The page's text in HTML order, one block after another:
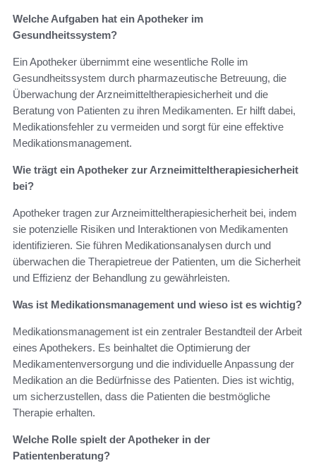
Welche Aufgaben hat ein Apotheker im
Gesundheitssystem?
Ein Apotheker übernimmt eine wesentliche Rolle im
Gesundheitssystem durch pharmazeutische Betreuung, die
Überwachung der Arzneimitteltherapiesicherheit und die
Beratung von Patienten zu ihren Medikamenten. Er hilft dabei,
Medikationsfehler zu vermeiden und sorgt für eine effektive
Medikationsmanagement.
Wie trägt ein Apotheker zur Arzneimitteltherapiesicherheit
bei?
Apotheker tragen zur Arzneimitteltherapiesicherheit bei, indem
sie potenzielle Risiken und Interaktionen von Medikamenten
identifizieren. Sie führen Medikationsanalysen durch und
überwachen die Therapietreue der Patienten, um die Sicherheit
und Effizienz der Behandlung zu gewährleisten.
Was ist Medikationsmanagement und wieso ist es wichtig?
Medikationsmanagement ist ein zentraler Bestandteil der Arbeit
eines Apothekers. Es beinhaltet die Optimierung der
Medikamentenversorgung und die individuelle Anpassung der
Medikation an die Bedürfnisse des Patienten. Dies ist wichtig,
um sicherzustellen, dass die Patienten die bestmögliche
Therapie erhalten.
Welche Rolle spielt der Apotheker in der
Patientenberatung?